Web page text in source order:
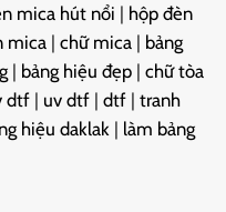
mica hút nổi | hộp đèn
mica | chữ mica | bảng
| bảng hiệu đẹp | chữ tòa
dtf | uv dtf | dtf | tranh
hiệu daklak | làm bảng